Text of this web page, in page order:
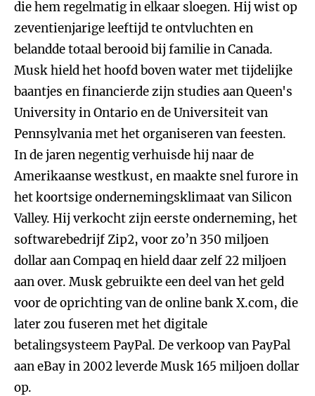
die hem regelmatig in elkaar sloegen. Hij wist op
zeventienjarige leeftijd te ontvluchten en
belandde totaal berooid bij familie in Canada.
Musk hield het hoofd boven water met tijdelijke
baantjes en financierde zijn studies aan Queen's
University in Ontario en de Universiteit van
Pennsylvania met het organiseren van feesten.
In de jaren negentig verhuisde hij naar de
Amerikaanse westkust, en maakte snel furore in
het koortsige ondernemingsklimaat van Silicon
Valley. Hij verkocht zijn eerste onderneming, het
softwarebedrijf Zip2, voor zo’n 350 miljoen
dollar aan Compaq en hield daar zelf 22 miljoen
aan over. Musk gebruikte een deel van het geld
voor de oprichting van de online bank X.com, die
later zou fuseren met het digitale
betalingsysteem PayPal. De verkoop van PayPal
aan eBay in 2002 leverde Musk 165 miljoen dollar
op.